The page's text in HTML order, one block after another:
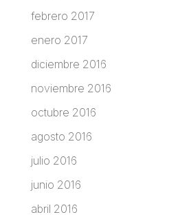
febrero 2017
enero 2017
diciembre 2016
noviembre 2016
octubre 2016
agosto 2016
julio 2016
junio 2016
abril 2016